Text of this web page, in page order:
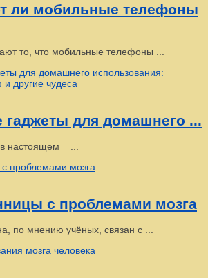
ли мобильные телефоны
то, что мобильные телефоны ...
гаджеты для домашнего ...
настоящем ...
с проблемами мозга
по мнению учёных, связан с ...